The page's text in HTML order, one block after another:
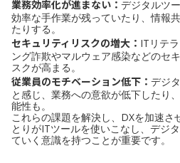
業務効率化が進まない： デジタルツ
効率な手作業が残っていたり、情報
たりする。
セキュリティリスクの増大： ITリテ
ング詐欺やマルウェア感染などのセ
スクが高まる。
従業員のモチベーション低下： デジ
と感じ、業務への意欲が低下したり
能性も。
これらの課題を解決し、DXを加速さ
とりがITツールを使いこなし、デジ
ていく意識を持つことが重要です。